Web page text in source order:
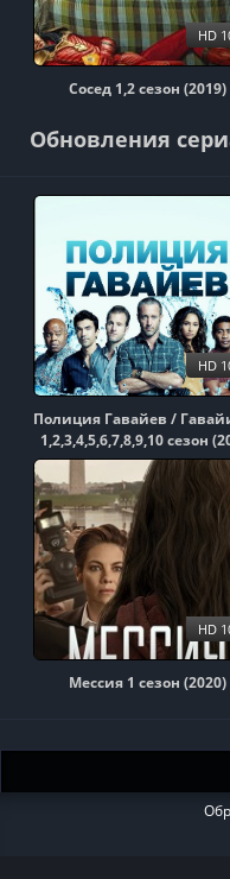
Сосед 1,2 сезон (2019)
HD
Обновления
Полиция Гавайев /
1,2,3,4,5,6,7,8,9,10 сезон
HD
Мессия 1 сезон (2020)
HD